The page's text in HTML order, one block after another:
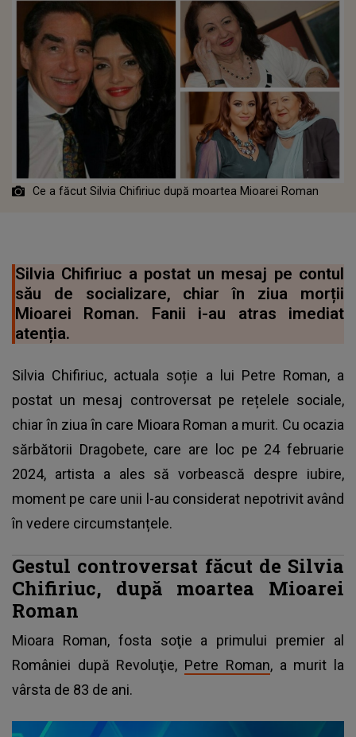
Ce a făcut Silvia Chifiriuc după moartea Mioarei Roman
Silvia Chifiriuc a postat un mesaj pe contul
său de socializare, chiar în ziua morții
Mioarei Roman. Fanii i-au atras imediat
atenția.
Silvia Chifiriuc, actuala soție a lui Petre Roman, a
postat un mesaj controversat pe rețelele sociale,
chiar în ziua în care Mioara Roman a murit. Cu ocazia
sărbătorii Dragobete, care are loc pe 24 februarie
2024, artista a ales să vorbească despre iubire,
moment pe care unii l-au considerat nepotrivit având
în vedere circumstanțele.
Gestul controversat făcut de Silvia
Chifiriuc, după moartea Mioarei
Roman
Mioara Roman, fosta soţie a primului premier al
României după Revoluţie, Petre Roman, a murit la
vârsta de 83 de ani.